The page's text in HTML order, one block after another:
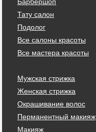
Тату салон
Подолог
Все салоны красоты
Все мастера красоты
Мужская стрижка
Женская стрижка
Окрашивание волос
Перманентный макияж
Макияж